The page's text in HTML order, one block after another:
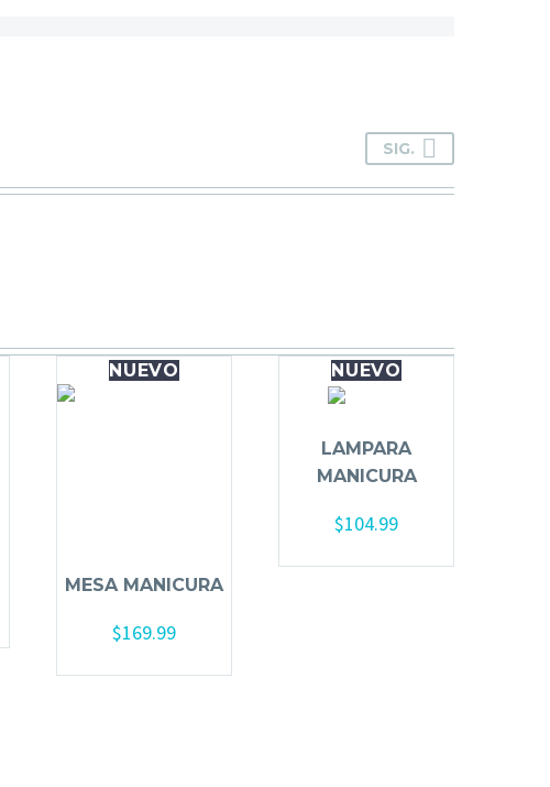
SIG.
NUEVO
MESA MANICURA
$169.99
NUEVO
LAMPARA
MANICURA
$104.99